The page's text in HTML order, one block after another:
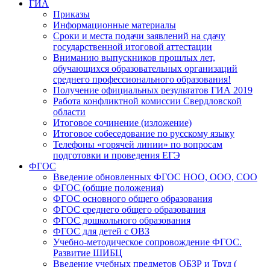
ГИА
Приказы
Информационные материалы
Сроки и места подачи заявлений на сдачу
государственной итоговой аттестации
Вниманию выпускников прошлых лет,
обучающихся образовательных организаций
среднего профессионального образования!
Получение официальных результатов ГИА 2019
Работа конфликтной комиссии Свердловской
области
Итоговое сочинение (изложение)
Итоговое собеседование по русскому языку
Телефоны «горячей линии» по вопросам
подготовки и проведения ЕГЭ
ФГОС
Введение обновленных ФГОС НОО, ООО, СОО
ФГОС (общие положения)
ФГОС основного общего образования
ФГОС среднего общего образования
ФГОС дошкольного образования
ФГОС для детей с ОВЗ
Учебно-методическое сопровождение ФГОС.
Развитие ШИБЦ
Введение учебных предметов ОБЗР и Труд (